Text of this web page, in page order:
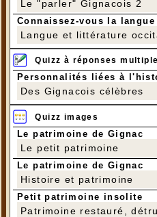
Le "parler" Gignacois 2
Connaissez-vous la
Langue et littérature
Quizz à réponses
Personnalités liées à
Des Gignacois célèbres
Quizz images
Le patrimoine de Gignac
Le petit patrimoine
Le patrimoine de Gignac
Histoire et patrimoine
Petit patrimoine insolite
Patrimoine restauré,